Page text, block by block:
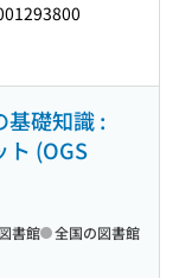
基礎知識 :
ト (OGS
書館 全国の図書館